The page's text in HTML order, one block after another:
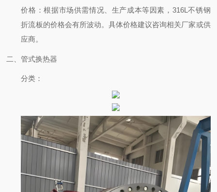
价格：根据市场供需情况、生产成本等因素，316L不锈钢
折流板的价格会有所波动。具体价格建议咨询相关厂家或供
应商。
二、管式换热器
分类：